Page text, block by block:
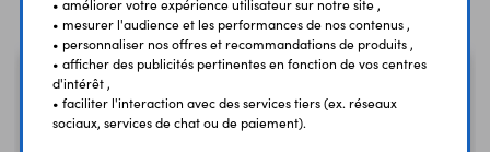
• améliorer votre expérience utilisateur sur notre site ,
• mesurer l'audience et les performances de nos contenus ,
• personnaliser nos offres et recommandations de produits ,
• afficher des publicités pertinentes en fonction de vos centres
d'intérêt ,
• faciliter l'interaction avec des services tiers (ex. réseaux
sociaux, services de chat ou de paiement).